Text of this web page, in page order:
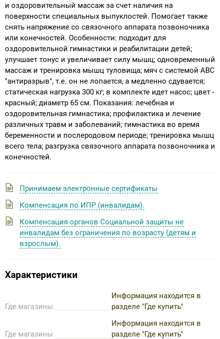
и оздоровительный массаж за счет наличия на
поверхности специальных выпуклостей. Помогает также
снять напряжение со связочного аппарата позвоночника
или конечностей. Особенности: подходит для
оздоровительной гимнастики и реабилитации детей;
улучшает тонус и увеличивает силу мышц; одновременный
массаж и тренировка мышц туловища; мяч с системой АВС
"антиразрыв", т.е. он не лопается, а медленно сдувается;
статическая нагрузка 300 кг; в комплекте идет насос; цвет -
красный; диаметр 65 см. Показания: лечебная и
оздоровительная гимнастика; профилактика и лечение
различных травм и заболеваний; гимнастика во время
беременности и послеродовом периоде; тренировка мышц
всего тела; разгрузка связочного аппарата позвоночника и
конечностей.
Принимаем электронные сертификаты
Компенсация по ИПР (инвалидам).
Компенсация органов Социальной защиты не
инвалидам без ограничения по возрасту (детям и
взрослым).
Характеристики
Где магазины
Информация находится в
разделе "Где купить"
Где магазины
Информация находится в
разделе "Где купить"